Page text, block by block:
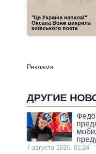
ДРУГИЕ
7 августа 2026, 01:24